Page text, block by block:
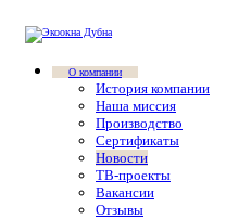
О компании
История компании
Наша миссия
Производство
Сертификаты
Новости
ТВ-проекты
Вакансии
Отзывы